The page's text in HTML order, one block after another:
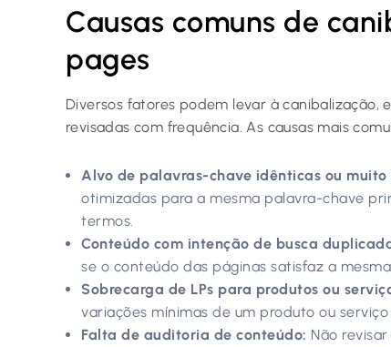
Causas comuns de
pages
Diversos fatores podem levar à canibalização,
revisadas com frequência. As causas mais
Alvo de palavras-chave idênticas ou muito
otimizadas para a mesma palavra-chave
termos.
Conteúdo com intenção de busca
se o conteúdo das páginas satisfaz a
Sobrecarga de LPs para produtos ou
variações mínimas de um produto ou
Falta de auditoria de conteúdo: Não